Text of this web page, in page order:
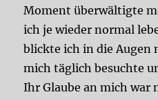
Moment überwältigte
ich je wieder normal
blickte ich in die Augen
mich täglich besuchte
Ihr Glaube an mich war